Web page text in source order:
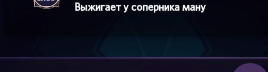
Выжигает у соперника ману